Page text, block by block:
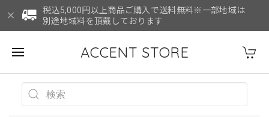
税込5,000円以上商品ご購入で送料無料※一部地域は
別途地域料を頂戴しております
ACCENT STORE